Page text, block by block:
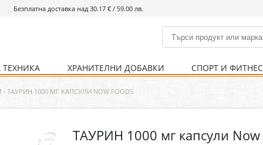
Безплатна доставка над 30.17 € / 59.00 лв.
% Хранителни добавки
Болно гърло
Кости и стави Нервна система
Инхалатори
ХРАНИТЕЛНИ ДОБАВКИ
Кости и стави
СПОРТ И ФИТНЕС
Храни и напитки
Детска козметика
Уреди
Хигиена на тялото
› ТАУРИН 1000 МГ КАПСУЛИ NOW FOODS
ТАУРИН 1000 мг капсули Now